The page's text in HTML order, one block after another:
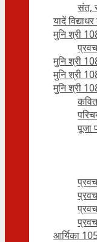
संत,
यादें
मुनि श्री
मुनि श्री
मुनि श्री
मुनि श्री
पूजा
आर्यिका